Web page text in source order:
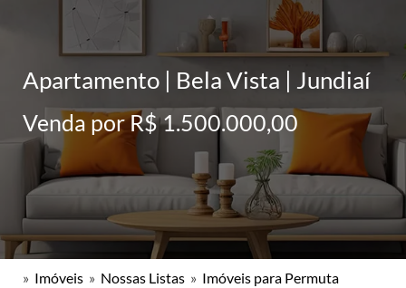
Apartamento | Bela Vista | Jundiaí
Venda por R$ 1.500.000,00
» Imóveis » Nossas Listas » Imóveis para Permuta